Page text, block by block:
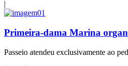
|
Primeira-dama Marina
Passeio atendeu exclusivamente ao